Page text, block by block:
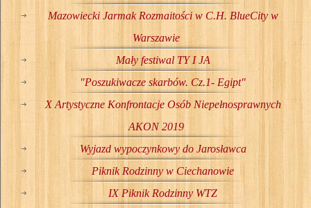
Mazowiecki Jarmak Rozmaitości w C.H. BlueCity w
Warszawie
Mały festiwal TY I JA
"Poszukiwacze skarbów. Cz.1- Egipt"
X Artystyczne Konfrontacje Osób Niepełnosprawnych
AKON 2019
Wyjazd wypoczynkowy do Jarosławca
Piknik Rodzinny w Ciechanowie
IX Piknik Rodzinny WTZ